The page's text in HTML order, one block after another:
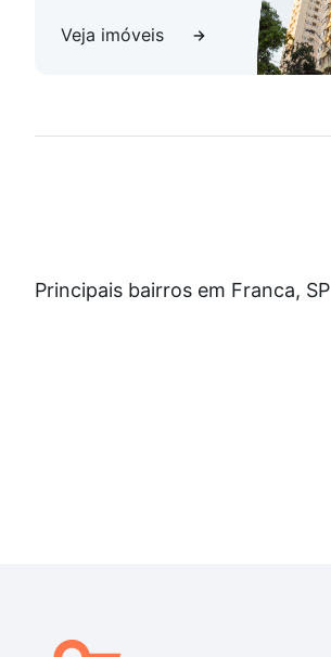
Veja imóveis
Principais bairros em Franca, SP